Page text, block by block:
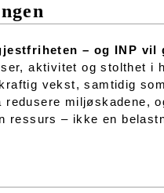
– og INP vil
aktivitet og stolthet
vekst, samtidig
miljøskadene,
– ikke en